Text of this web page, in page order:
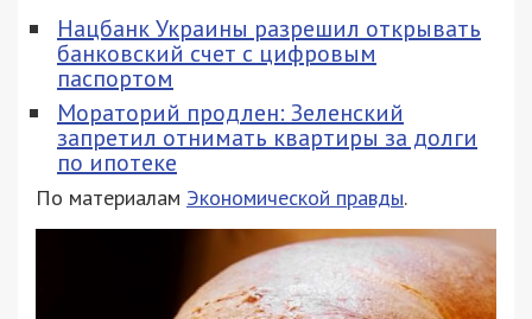
Нацбанк Украины разрешил открывать
банковский счет с цифровым
паспортом
Мораторий продлен: Зеленский
запретил отнимать квартиры за долги
по ипотеке
По материалам Экономической правды.